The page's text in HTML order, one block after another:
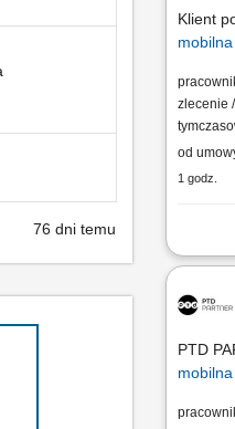
76 dni temu
Klient
mobilna
zlecenie
od
1 godz.
odbiór i
podczas
Delivery...
PTD
mobilna